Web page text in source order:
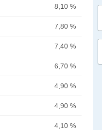
8,10 %
7,80 %
7,40 %
6,70 %
4,90 %
4,90 %
4,10 %